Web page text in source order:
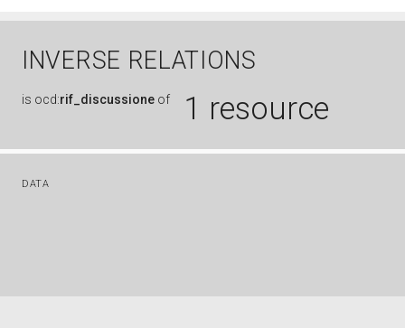
INVERSE RELATIONS
is ocd:rif_discussione of 1 resource
DATA